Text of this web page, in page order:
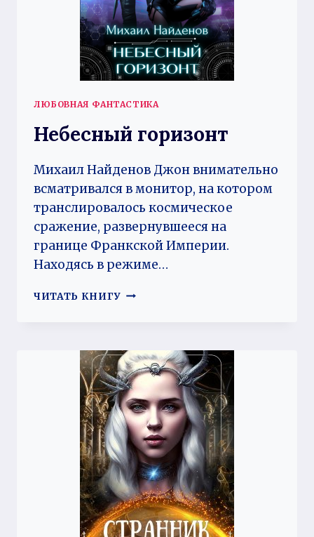
ЛЮБОВНАЯ ФАНТАСТИКА
Небесный горизонт
Михаил Найденов Джон внимательно
всматривался в монитор, на котором
транслировалось космическое
сражение, развернувшееся на
границе Франкской Империи.
Находясь в режиме…
ЧИТАТЬ КНИГУ НЕБЕСНЫЙ